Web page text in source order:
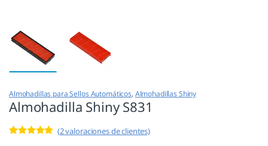
Almohadillas para Sellos Automáticos, Almohadillas Shiny
Almohadilla Shiny S831
(2valoraciones de clientes)